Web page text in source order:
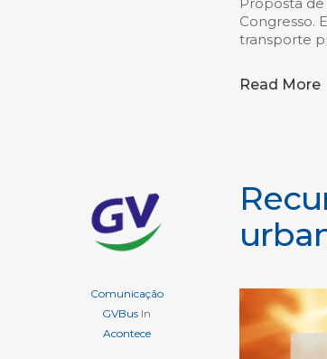
Congresso.
transporte
Read More
Comunicação
GVBus In
Acontece